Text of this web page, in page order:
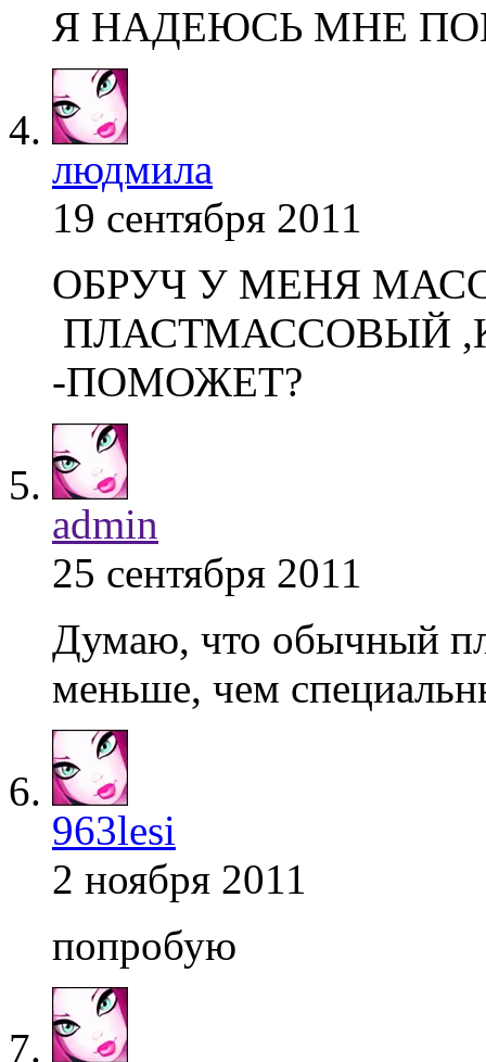
Я НАДЕЮСЬ МНЕ
людмила
19 сентября 2011
ОБРУЧ У МЕНЯ
ПЛАСТМАССОВЫЙ
-ПОМОЖЕТ?
admin
25 сентября 2011
Думаю, что обычный
меньше, чем
963lesi
2 ноября 2011
попробую